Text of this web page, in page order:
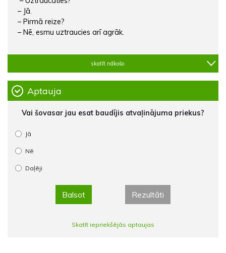
– Jā.
– Pirmā reize?
– Nē, esmu uztraucies arī agrāk.
skatīt nākošo
Aptauja
Vai šovasar jau esat baudījis atvaļinājuma priekus?
Jā
Nē
Daļēji
Balsot Rezultāti
Skatīt iepriekšējās aptaujas